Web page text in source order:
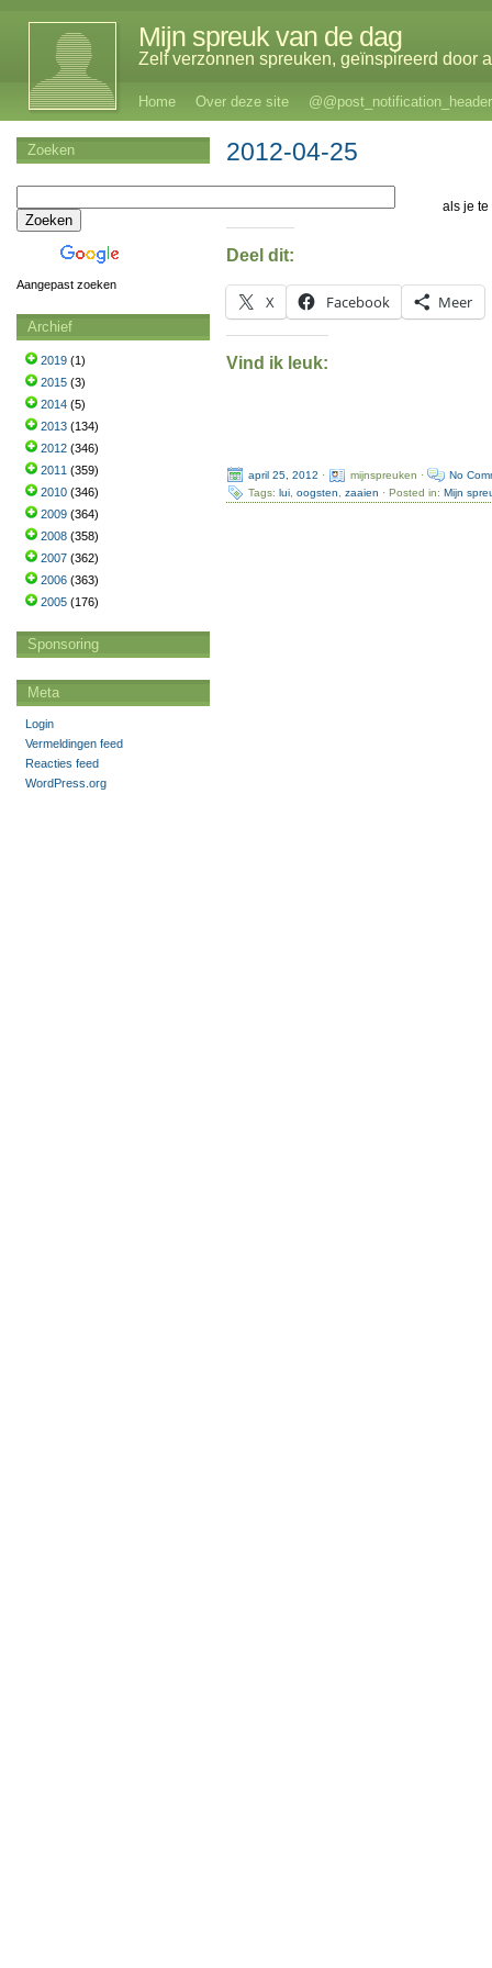
Mijn spreuk van de dag
Zelf verzonnen spreuken, geïnspireerd door
Home Over deze site @@post_notification_header
2012-04-25
als je te
Deel dit:
X Facebook Meer
Vind ik leuk:
april 25, 2012 · mijnspreuken ·
No
Tags: lui, oogsten zaaien · Posted in: Mijn
Zoeken
Aangepast zoeken
Archief
2019 (1)
2015 (3)
2014 (5)
2013 (134)
2012 (346)
2011 (359)
2010 (346)
2009 (364)
2008 (358)
2007 (362)
2006 (363)
2005 (176)
Sponsoring
Meta
Login
Vermeldingen feed
Reacties feed
WordPress.org